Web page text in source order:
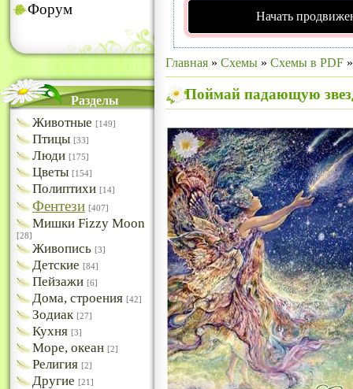
Форум
Разделы
Животные [149]
Птицы [33]
Люди [175]
Цветы [154]
Полиптихи [14]
Фентези [407]
Мишки Fizzy Moon
[28]
Живопись [3]
Детские [84]
Пейзажи [6]
Дома, строения [42]
Зодиак [27]
Кухня [3]
Море, океан [2]
Религия [2]
Другие [21]
Начать
Главная » Схемы » Схемы в PDF
Поймай падающую